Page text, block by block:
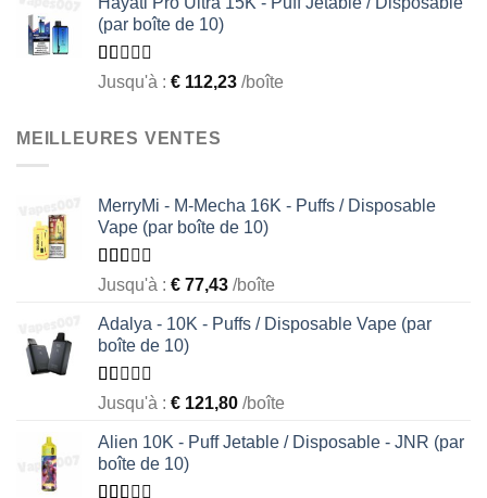
of
5
(par boîte de 10)
Rated
of
5
Jusqu'à : € 112,23 /boîte
MEILLEURES VENTES
MerryMi - M-Mecha 16K - Puffs / Disposable
Vape (par boîte de 10)
Rated
out
of 5
Jusqu'à : € 77,43 /boîte
Adalya - 10K - Puffs / Disposable Vape (par
boîte de 10)
Rated
out
of
5
Jusqu'à : € 121,80 /boîte
Alien 10K - Puff Jetable / Disposable - JNR (par
boîte de 10)